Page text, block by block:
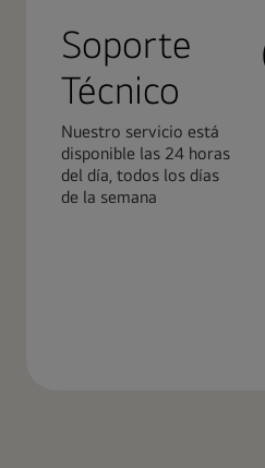
Soporte
Técnico
Nuestro servicio está
disponible las 24 horas
del día, todos los días
de la semana